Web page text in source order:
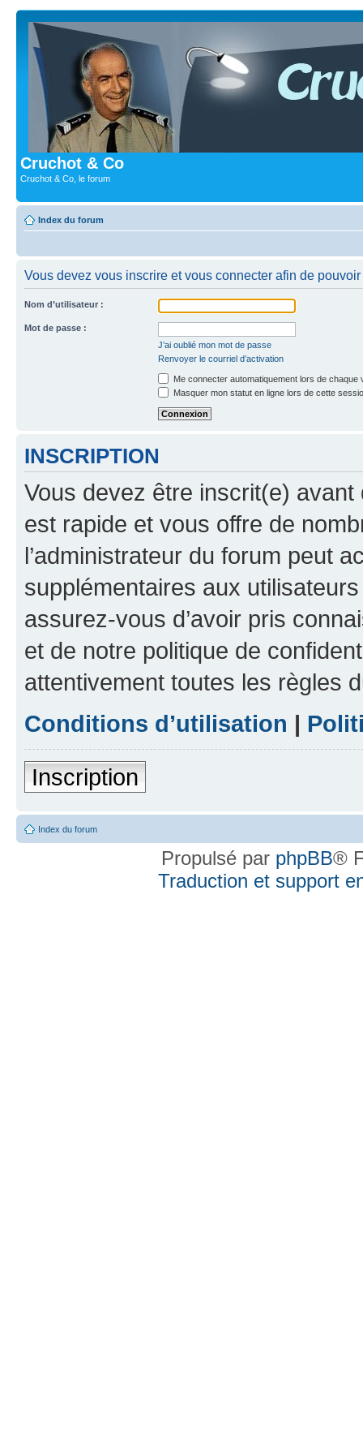
Cruchot & Co
Cruchot & Co, le forum
Index du forum
Vous devez vous inscrire et vous connecter afin de
Nom d’utilisateur :
Mot de passe :
J’ai oublié mon mot de passe
Renvoyer le courriel d’activation
Me connecter automatiquement lors de chaque
Masquer mon statut en ligne lors de cette
INSCRIPTION
Vous devez être inscrit(e) avant
est rapide et vous offre de
l’administrateur du forum peut
supplémentaires aux
assurez-vous d’avoir pris
et de notre politique de
attentivement toutes les règles
Conditions d’utilisation |
Inscription
Index du forum
Propulsé par phpBB®
Traduction et support